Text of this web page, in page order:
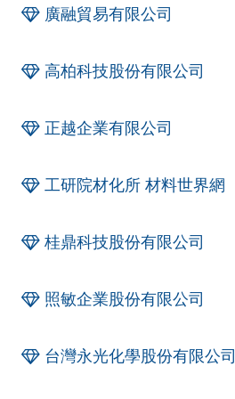
廣融貿易有限公司
高柏科技股份有限公司
正越企業有限公司
工研院材化所 材料世界網
桂鼎科技股份有限公司
照敏企業股份有限公司
台灣永光化學股份有限公司